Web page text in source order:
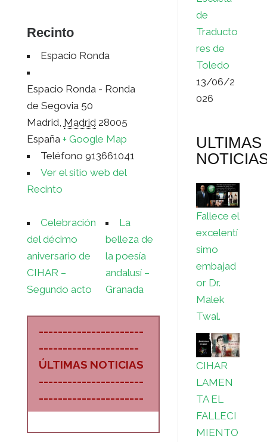
Recinto
Espacio Ronda
Espacio Ronda - Ronda
de Segovia 50
Madrid, Madrid 28005
España + Google Map
Teléfono 913661041
Ver el sitio web del
Recinto
Celebración
del décimo
aniversario de
CIHAR –
Segundo acto
La
belleza de
la poesía
andalusí –
Granada
----------------------
---------------------
ÚLTIMAS NOTICIAS
----------------------
----------------------
de
Traducto
res de
Toledo
13/06/2
026
ULTIMAS
Fallece el
excelentí
simo
embajad
or Dr.
Malek
Twal.
CIHAR
LAMEN
TA EL
FALLECI
MIENTO